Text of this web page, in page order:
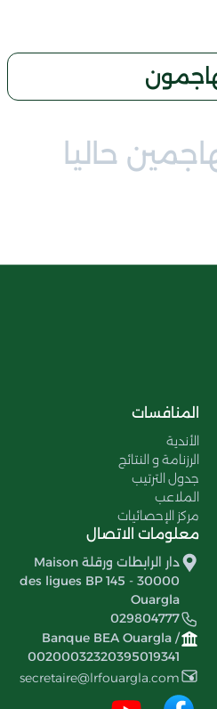
حاليا
المنافسات
الأندية
الرزنامة و النتائج
جدول الترتيب
الملاعب
مركز الإحصائيات
معلومات الاتصال
دار الرابطات ورقلة Maison
des ligues BP 145 - 30000
Ouargla
029804777
Banque BEA Ouargla /
00200032320395019341
secretaire@lrfouargla.com